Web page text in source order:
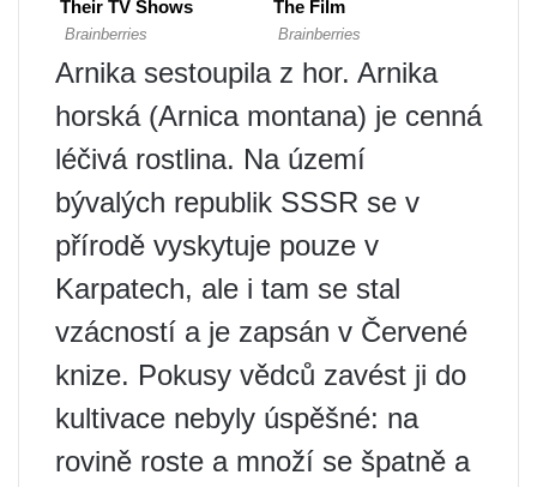
Arnika sestoupila z hor. Arnika
horská (Arnica montana) je cenná
léčivá rostlina. Na území
bývalých republik SSSR se v
přírodě vyskytuje pouze v
Karpatech, ale i tam se stal
vzácností a je zapsán v Červené
knize. Pokusy vědců zavést ji do
kultivace nebyly úspěšné: na
rovině roste a množí se špatně a